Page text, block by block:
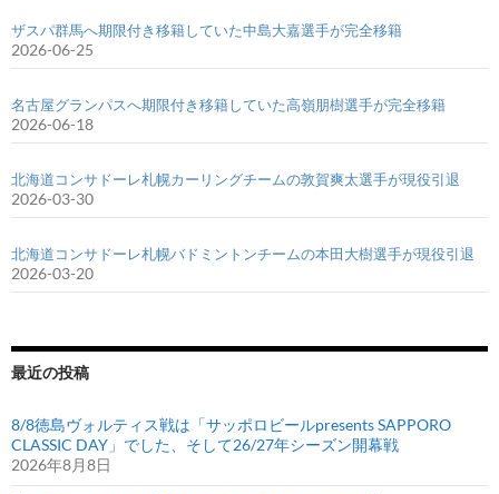
ザスパ群馬へ期限付き移籍していた中島大嘉選手が完全移籍
2026-06-25
名古屋グランパスへ期限付き移籍していた高嶺朋樹選手が完全移籍
2026-06-18
北海道コンサドーレ札幌カーリングチームの敦賀爽太選手が現役引退
2026-03-30
北海道コンサドーレ札幌バドミントンチームの本田大樹選手が現役引退
2026-03-20
最近の投稿
8/8徳島ヴォルティス戦は「サッポロビールpresents SAPPORO
CLASSIC DAY」でした、そして26/27年シーズン開幕戦
2026年8月8日